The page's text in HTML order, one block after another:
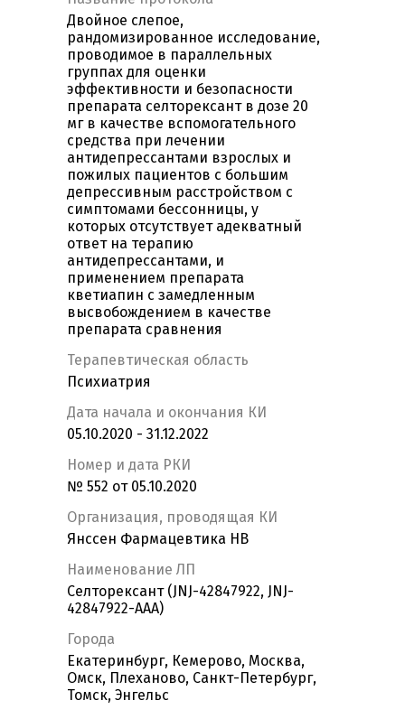
Двойное слепое,
рандомизированное исследование,
проводимое в параллельных
группах для оценки
эффективности и безопасности
препарата селторексант в дозе 20
мг в качестве вспомогательного
средства при лечении
антидепрессантами взрослых и
пожилых пациентов с большим
депрессивным расстройством с
симптомами бессонницы, у
которых отсутствует адекватный
ответ на терапию
антидепрессантами, и
применением препарата
кветиапин с замедленным
высвобождением в качестве
препарата сравнения
Терапевтическая область
Психиатрия
Дата начала и окончания КИ
05.10.2020 - 31.12.2022
Номер и дата РКИ
№ 552 от 05.10.2020
Организация, проводящая КИ
Янссен Фармацевтика НВ
Наименование ЛП
Селторексант (JNJ-42847922, JNJ-
42847922-AAA)
Города
Екатеринбург, Кемерово, Москва,
Омск, Плеханово, Санкт-Петербург,
Томск, Энгельс